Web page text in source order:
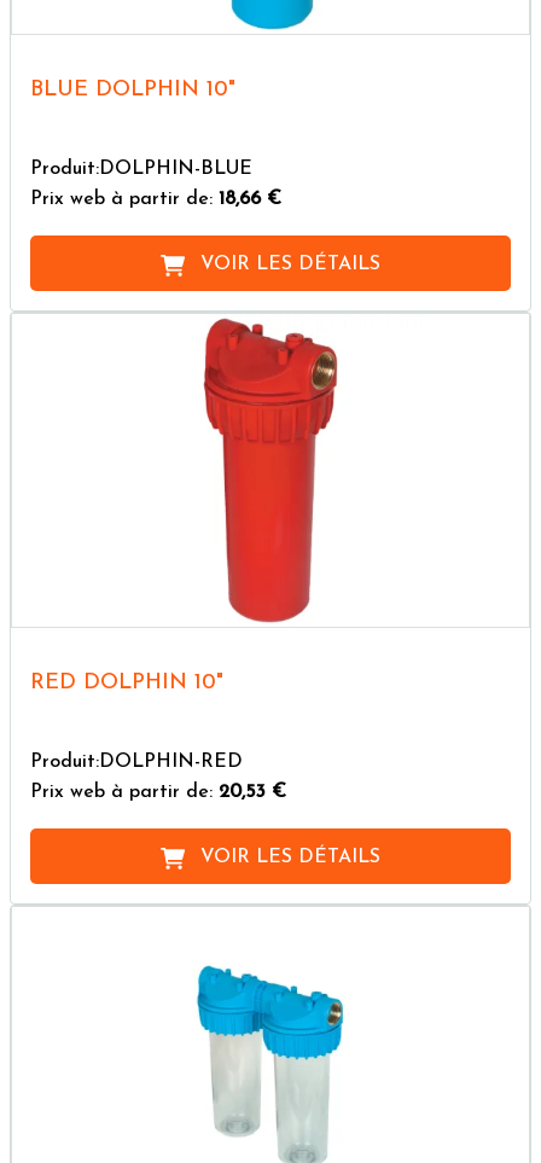
BLUE DOLPHIN 10"
Produit:DOLPHIN-BLUE
Prix web à partir de: 18,66 €
VOIR LES DÉTAILS
RED DOLPHIN 10"
Produit:DOLPHIN-RED
Prix web à partir de: 20,53 €
VOIR LES DÉTAILS